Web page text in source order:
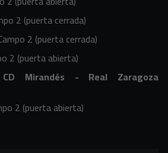
2 (puerta cerrada)
2 (puerta cerrada)
2 (puerta abierta)
CD Mirandés - Real Zaragoza
2 (puerta abierta)